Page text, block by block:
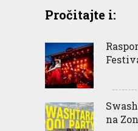
Pročitajte i:
na